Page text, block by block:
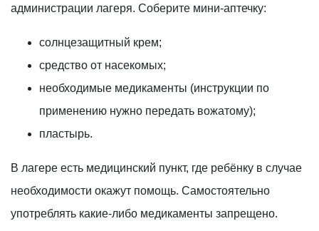
администрации лагеря. Соберите мини-аптечку:
солнцезащитный крем;
средство от насекомых;
необходимые медикаменты (инструкции по
применению нужно передать вожатому);
пластырь.
В лагере есть медицинский пункт, где ребёнку в случае
необходимости окажут помощь. Самостоятельно
употреблять какие-либо медикаменты запрещено.